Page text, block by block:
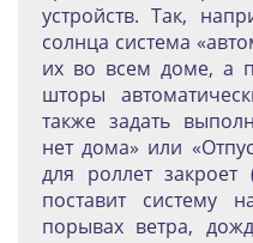
устройств. Так,
солнца система
их во всем доме, а
шторы
также задать
нет дома» или
для роллет
поставит систему
порывах ветра,